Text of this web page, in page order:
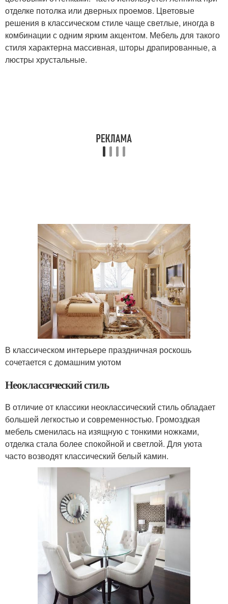
отделке потолка или дверных проемов. Цветовые
решения в классическом стиле чаще светлые, иногда в
комбинации с одним ярким акцентом. Мебель для такого
стиля характерна массивная, шторы драпированные, а
люстры хрустальные.
В классическом интерьере праздничная роскошь
сочетается с домашним уютом
Неоклассический стиль
В отличие от классики неоклассический стиль обладает
большей легкостью и современностью. Громоздкая
мебель сменилась на изящную с тонкими ножками,
отделка стала более спокойной и светлой. Для уюта
часто возводят классический белый камин.